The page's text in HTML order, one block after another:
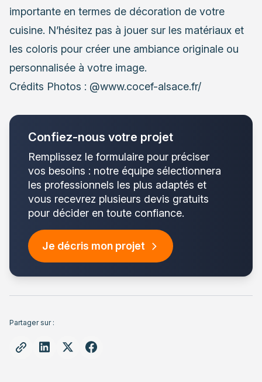
importante en termes de décoration de votre
cuisine. N’hésitez pas à jouer sur les matériaux et
les coloris pour créer une ambiance originale ou
personnalisée à votre image.
Crédits Photos : @www.cocef-alsace.fr/
Confiez-nous votre projet
Remplissez le formulaire pour préciser
vos besoins : notre équipe sélectionnera
les professionnels les plus adaptés et
vous recevrez plusieurs devis gratuits
pour décider en toute confiance.
Je décris mon projet
Partager sur :